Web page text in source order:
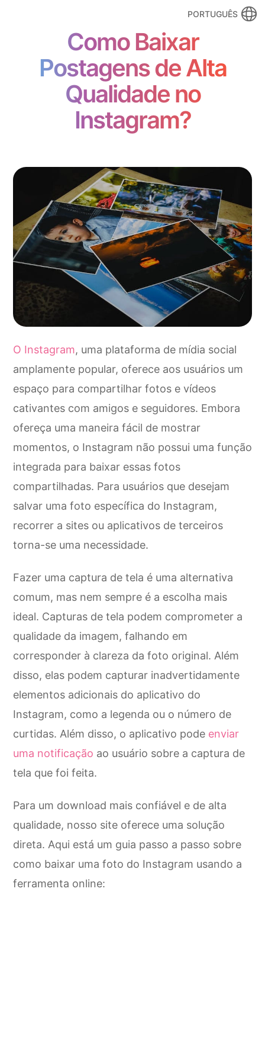
PORTUGUÊS
Como Baixar
Postagens de Alta
Qualidade no
Instagram?
O Instagram, uma plataforma de mídia social
amplamente popular, oferece aos usuários um
espaço para compartilhar fotos e vídeos
cativantes com amigos e seguidores. Embora
ofereça uma maneira fácil de mostrar
momentos, o Instagram não possui uma função
integrada para baixar essas fotos
compartilhadas. Para usuários que desejam
salvar uma foto específica do Instagram,
recorrer a sites ou aplicativos de terceiros
torna-se uma necessidade.
Fazer uma captura de tela é uma alternativa
comum, mas nem sempre é a escolha mais
ideal. Capturas de tela podem comprometer a
qualidade da imagem, falhando em
corresponder à clareza da foto original. Além
disso, elas podem capturar inadvertidamente
elementos adicionais do aplicativo do
Instagram, como a legenda ou o número de
curtidas. Além disso, o aplicativo pode enviar
uma notificação ao usuário sobre a captura de
tela que foi feita.
Para um download mais confiável e de alta
qualidade, nosso site oferece uma solução
direta. Aqui está um guia passo a passo sobre
como baixar uma foto do Instagram usando a
ferramenta online: